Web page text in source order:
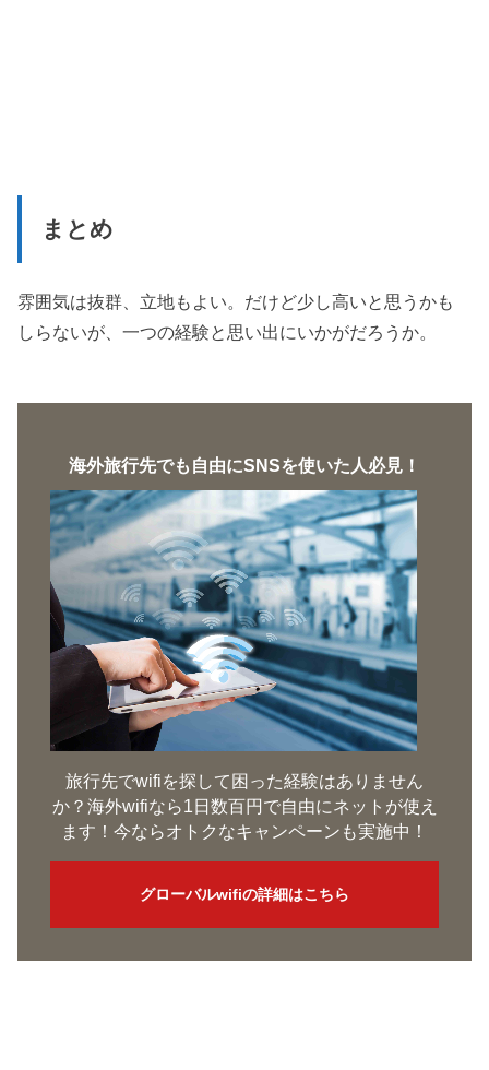
まとめ
雰囲気は抜群、立地もよい。だけど少し高いと思うかも
しらないが、一つの経験と思い出にいかがだろうか。
海外旅行先でも自由にSNSを使いた人必見！
旅行先でwifiを探して困った経験はありません
か？海外wifiなら1日数百円で自由にネットが使え
ます！今ならオトクなキャンペーンも実施中！
グローバルwifiの詳細はこちら